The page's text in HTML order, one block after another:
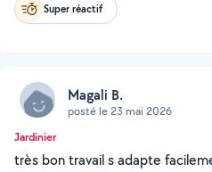
Super réactif
Magali B.
posté le 23 mai 2026
Jardinier
très bon travail s adapte